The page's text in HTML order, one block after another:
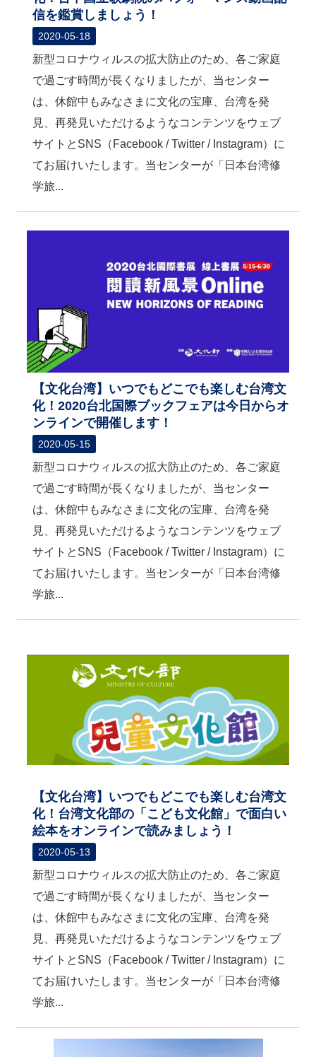
信を鑑賞しましょう！
2020-05-18
新型コロナウィルスの拡大防止のため、各ご家庭
で過ごす時間が長くなりましたが、当センター
は、休館中もみなさまに文化の宝庫、台湾を発
見、再発見いただけるようなコンテンツをウェブ
サイトとSNS（Facebook / Twitter / Instagram）に
てお届けいたします。当センターが「日本台湾修
学旅...
【文化台湾】いつでもどこでも楽しむ台湾文
化！2020台北国際ブックフェアは今日からオ
ンラインで開催します！
2020-05-15
新型コロナウィルスの拡大防止のため、各ご家庭
で過ごす時間が長くなりましたが、当センター
は、休館中もみなさまに文化の宝庫、台湾を発
見、再発見いただけるようなコンテンツをウェブ
サイトとSNS（Facebook / Twitter / Instagram）に
てお届けいたします。当センターが「日本台湾修
学旅...
【文化台湾】いつでもどこでも楽しむ台湾文
化！台湾文化部の「こども文化館」で面白い
絵本をオンラインで読みましょう！
2020-05-13
新型コロナウィルスの拡大防止のため、各ご家庭
で過ごす時間が長くなりましたが、当センター
は、休館中もみなさまに文化の宝庫、台湾を発
見、再発見いただけるようなコンテンツをウェブ
サイトとSNS（Facebook / Twitter / Instagram）に
てお届けいたします。当センターが「日本台湾修
学旅...